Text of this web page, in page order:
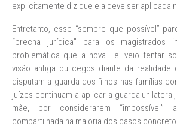
explicitamente diz que ela deve ser aplicada
Entretanto, esse “sempre que possível”
“brecha jurídica” para os magistrados
problemática que a nova Lei veio tentar
visão antiga ou cegos diante da realidade
disputam a guarda dos filhos nas famílias
juízes continuam a aplicar a guarda
mãe, por considerarem “impossível”
compartilhada na maioria dos casos